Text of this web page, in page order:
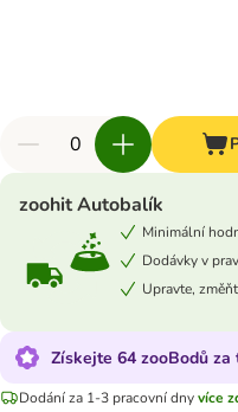
zoohit Autobalík
Minimální
Dodávky v
Upravte,
Získejte 64 zooBodů
Dodání za 1-3 pracovní dnyvíce